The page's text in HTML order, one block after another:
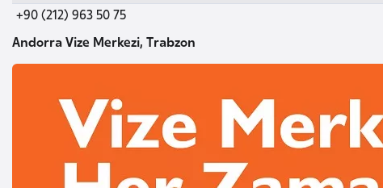
+90 (212) 963 50 75
Andorra Vize Merkezi, Trabzon